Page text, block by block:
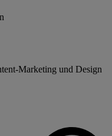
Marketing und Design